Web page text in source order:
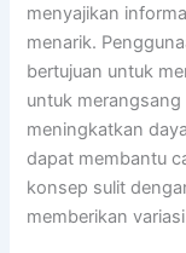
menyajikan
menarik.
bertujuan untuk
untuk
meningkatkan
dapat membantu
konsep sulit
memberikan